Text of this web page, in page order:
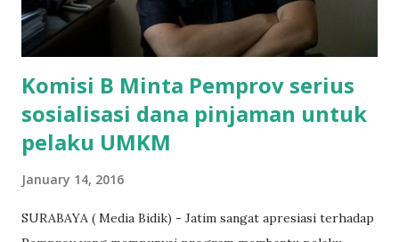
diwawancarai. "Benar, bilangnya wajib Rp 1,5 juta dan waktu
terakh...
Komisi B Minta Pemprov serius
sosialisasi dana pinjaman untuk
pelaku UMKM
January 14, 2016
SURABAYA ( Media Bidik) - Jatim sangat apresiasi terhadap